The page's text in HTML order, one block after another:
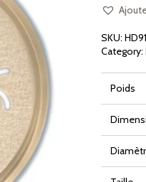
A4
9mm
SKU:
Category:
Poids